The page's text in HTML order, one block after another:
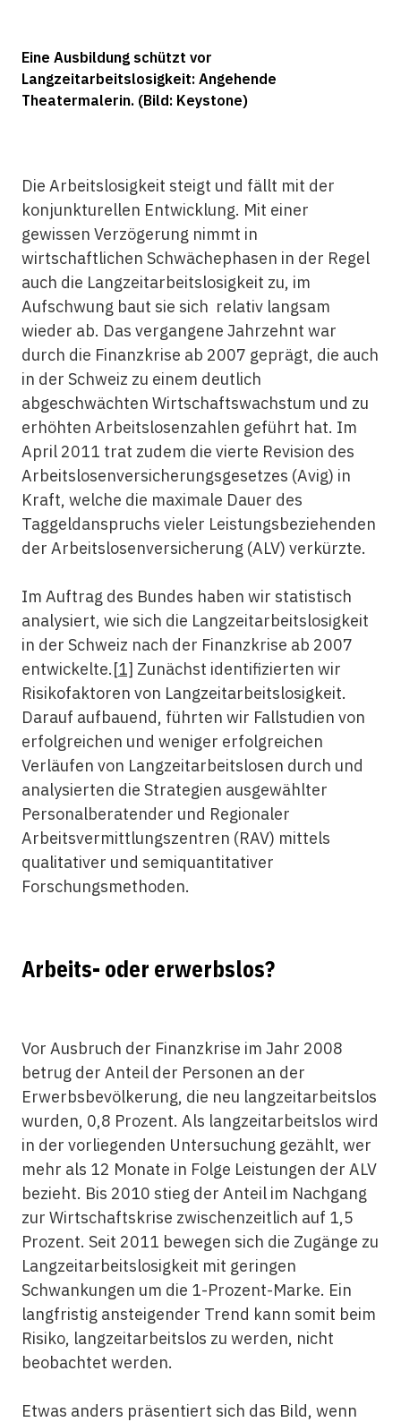
Eine Ausbildung schützt vor
Langzeitarbeitslosigkeit: Angehende
Theatermalerin. (Bild: Keystone)
Die Arbeitslosigkeit steigt und fällt mit der
konjunkturellen Entwicklung. Mit einer
gewissen Verzögerung nimmt in
wirtschaftlichen Schwächephasen in der Regel
auch die Langzeitarbeitslosigkeit zu, im
Aufschwung baut sie sich relativ langsam
wieder ab. Das vergangene Jahrzehnt war
durch die Finanzkrise ab 2007 geprägt, die auch
in der Schweiz zu einem deutlich
abgeschwächten Wirtschaftswachstum und zu
erhöhten Arbeitslosenzahlen geführt hat. Im
April 2011 trat zudem die vierte Revision des
Arbeitslosenversicherungsgesetzes (Avig) in
Kraft, welche die maximale Dauer des
Taggeldanspruchs vieler Leistungsbeziehenden
der Arbeitslosenversicherung (ALV) verkürzte.
Im Auftrag des Bundes haben wir statistisch
analysiert, wie sich die Langzeitarbeitslosigkeit
in der Schweiz nach der Finanzkrise ab 2007
entwickelte.[1] Zunächst identifizierten wir
Risikofaktoren von Langzeitarbeitslosigkeit.
Darauf aufbauend, führten wir Fallstudien von
erfolgreichen und weniger erfolgreichen
Verläufen von Langzeitarbeitslosen durch und
analysierten die Strategien ausgewählter
Personalberatender und Regionaler
Arbeitsvermittlungszentren (RAV) mittels
qualitativer und semiquantitativer
Forschungsmethoden.
Arbeits- oder erwerbslos?
Vor Ausbruch der Finanzkrise im Jahr 2008
betrug der Anteil der Personen an der
Erwerbsbevölkerung, die neu langzeitarbeitslos
wurden, 0,8 Prozent. Als langzeitarbeitslos wird
in der vorliegenden Untersuchung gezählt, wer
mehr als 12 Monate in Folge Leistungen der ALV
bezieht. Bis 2010 stieg der Anteil im Nachgang
zur Wirtschaftskrise zwischenzeitlich auf 1,5
Prozent. Seit 2011 bewegen sich die Zugänge zu
Langzeitarbeitslosigkeit mit geringen
Schwankungen um die 1-Prozent-Marke. Ein
langfristig ansteigender Trend kann somit beim
Risiko, langzeitarbeitslos zu werden, nicht
beobachtet werden.
Etwas anders präsentiert sich das Bild, wenn